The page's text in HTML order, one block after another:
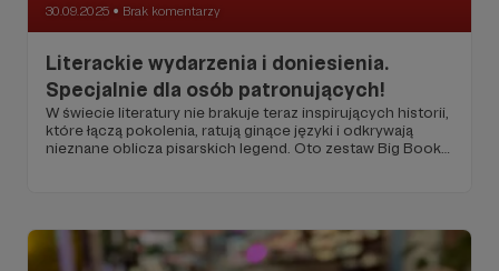
30.09.2025 ● Brak komentarzy
Literackie wydarzenia i doniesienia.
Specjalnie dla osób patronujących!
W świecie literatury nie brakuje teraz inspirujących historii,
które łączą pokolenia, ratują ginące języki i odkrywają
nieznane oblicza pisarskich legend. Oto zestaw Big Book